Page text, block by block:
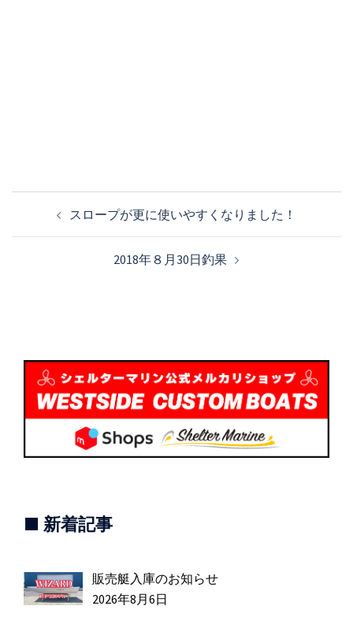
ナ
ョ
スロープが更に使いやすくなりました！
2018年８月30日釣果
■ 新着記事
販売艇入庫のお知らせ
2026年8月6日